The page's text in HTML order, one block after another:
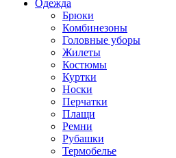
Одежда
Брюки
Комбинезоны
Головные уборы
Жилеты
Костюмы
Куртки
Носки
Перчатки
Плащи
Ремни
Рубашки
Термобелье